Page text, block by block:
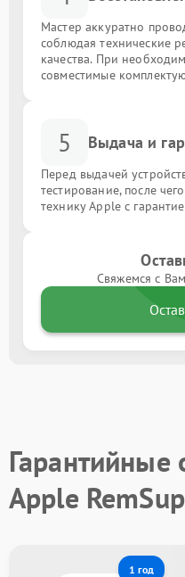
Мастер аккуратно
соблюдая технические
качества. При
совместимые
5 Выдача и
Перед выдачей
тестирование, после
технику Apple с
Свяжемся с
Гарантийные
Apple
1 год